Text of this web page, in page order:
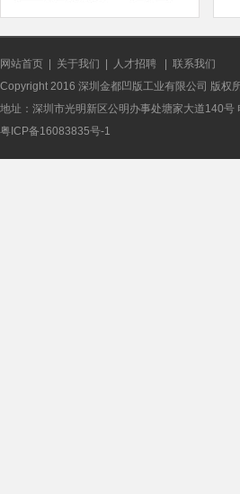
网站首页 关于我们 人才招聘
联系我们
Copyright 2016 深圳金都凹版工业有限公司 版权
地址：深圳市光明新区公明办事处塘家大道140
粤ICP备16083835号-1